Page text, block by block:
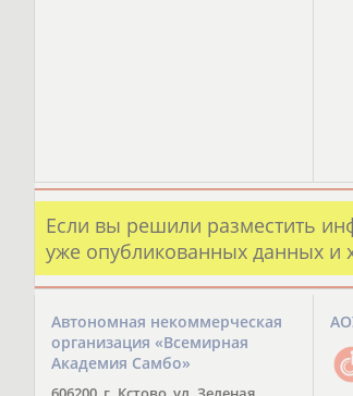
Если вы решили разместить
уже опубликованных данных и
Автономная некоммерческая
организация «Всемирная
Академия Самбо»